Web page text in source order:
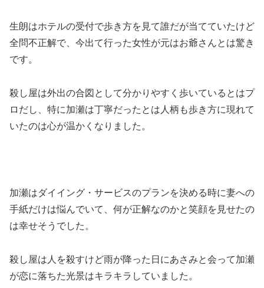
生朗はホテルの受付で歩き方を見て誰だが当てていたけど
全問不正解で、今出て行った女性が元はお爺さんとは驚き
です。
殺し屋は外出の合図として分かりやすく歩いているとはプ
ロだし、特に加瀬は丁寧だったとは人柄も歩き方に現れて
いたのは心が温かくなりました。
加瀬はダイイング・サービスのプランを決める時に妻への
手紙だけは悩んでいて、何が正解なのかと笑顔を見せたの
は幸せそうでした。
殺し屋は人を殺すけど雨が降った日にあさみと会って加瀬
が恋に落ちた光景はキラキラしていました。